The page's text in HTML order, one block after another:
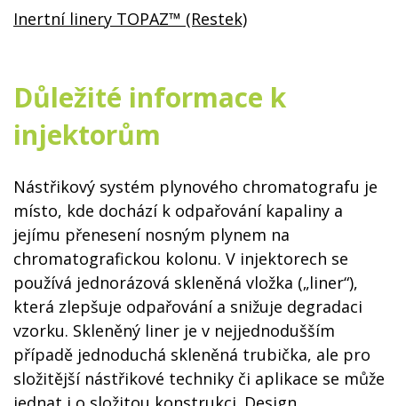
Inertní linery TOPAZ™ (Restek)
Důležité informace k
injektorům
Nástřikový systém plynového chromatografu je
místo, kde dochází k odpařování kapaliny a
jejímu přenesení nosným plynem na
chromatografickou kolonu. V injektorech se
používá jednorázová skleněná vložka („liner“),
která zlepšuje odpařování a snižuje degradaci
vzorku. Skleněný liner je v nejjednodušším
případě jednoduchá skleněná trubička, ale pro
složitější nástřikové techniky či aplikace se může